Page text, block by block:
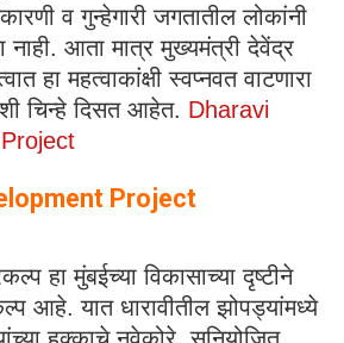
व गुन्हेगारी जगतातील लोकांनी
नाही. आता मात्र मुख्यमंत्री देवेंद्र
हा महत्वाकांक्षी स्वप्नवत वाटणारा
चिन्हे दिसत आहेत. Dharavi
Project
हा मुंबईच्या विकासाच्या दृष्टीने
आहे. यात धारावीतील झोपड्यांमध्ये